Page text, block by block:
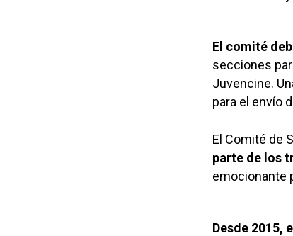
El comité
secciones
Juvencine.
para el envío
El Comité de
parte de los
emocionante
Desde 2015,